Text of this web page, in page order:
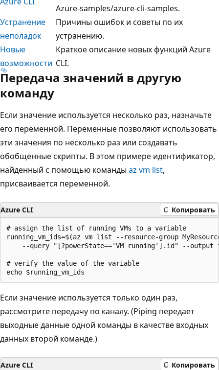
Azure-samples/azure-cli-samples.
Устранение
неполадок
Причины ошибок и советы по их
устранению.
Новые
возможности
Краткое описание новых функций Azure
CLI.
Передача значений в другую
команду
Если значение используется несколько раз, назначьте
его переменной. Переменные позволяют использовать
эти значения по несколько раз или создавать
обобщенные скрипты. В этом примере идентификатор,
найденный с помощью команды az vm list,
присваивается переменной.
Azure CLI Копировать
# assign the list of running VMs to a variable
running_vm_ids=$(az vm list --resource-group
--query "[?powerState=='VM running'].id" --output
# verify the value of the variable
Если значение используется только один раз,
рассмотрите передачу по каналу. (Piping передает
выходные данные одной команды в качестве входных
данных второй команде.)
Azure CLI Копировать